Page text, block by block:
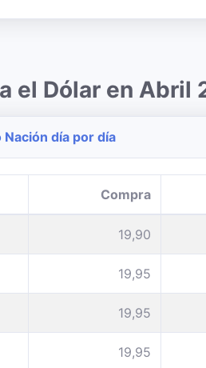
el Dólar en Abril
día por día
Compra
19,90
19,95
19,95
19,95